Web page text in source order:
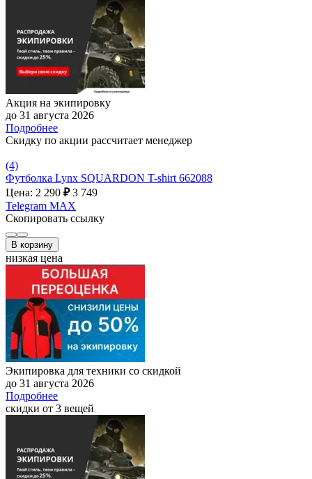
Акция на экипировку
до 31 августа 2026
Подробнее
Скидку по акции рассчитает менеджер
(4)
Футболка Lynx SQUARDON T-shirt 662088
Цена: 2 290 ₽ 3 749
Telegram MAX
Скопировать ссылку
В корзину
низкая цена
Экипировка для техники со скидкой
до 31 августа 2026
Подробнее
скидки от 3 вещей